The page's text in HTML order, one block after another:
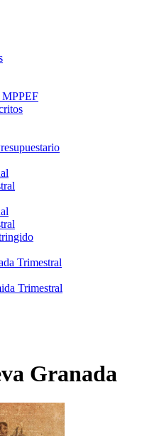
MPPEF
Trimestral
Trimestral
Granada